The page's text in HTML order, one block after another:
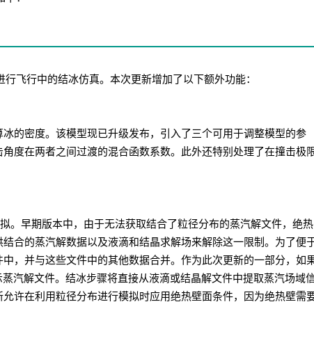
行飞行中的结冰仿真。本次更新增加了以下额外功能：
的密度。该模型现已升级发布，引入了三个可用于调整模型的参
度在两者之间过渡的混合函数系数。此外还特别处理了在撞击极
。早期版本中，由于无法获取结合了粒径分布的蒸汽解文件，绝热
合的蒸汽解数据以及液滴和结晶求解场来解除这一限制。为了便
，并与这些文件中的其他数据合并。作为此次更新的一部分，如
汽解文件。结冰步骤将直接从液滴或结晶解文件中提取蒸汽场域
许在利用粒径分布进行模拟时应用绝热壁面条件，因为绝热壁需